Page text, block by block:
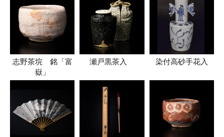
志野茶垸 銘「富
嶽」
瀬戸黒茶入 染付高砂手花入